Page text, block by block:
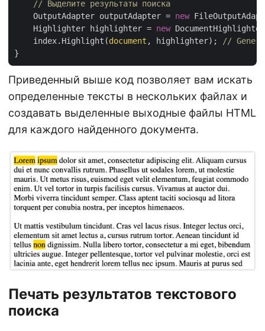
// Выделите результаты поиска
    OutputAdapter outputAdapter =
new
    Highlighter highlighter =
new
    index.Highlight(
document , highlighter);
//
Приведенный выше код позволяет вам искать
определенные тексты в нескольких файлах и
создавать выделенные выходные файлы HTML
для каждого найденного документа.
Печать результатов текстового
поиска